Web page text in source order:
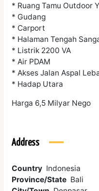
* Ruang Tamu Outdoor
* Gudang
* Carport
* Halaman Tengah
* Listrik 2200 VA
* Air PDAM
* Akses Jalan Aspal
* Hadap Utara
Harga 6,5 Milyar Nego
Address
Country Indonesia
Province/State Bali